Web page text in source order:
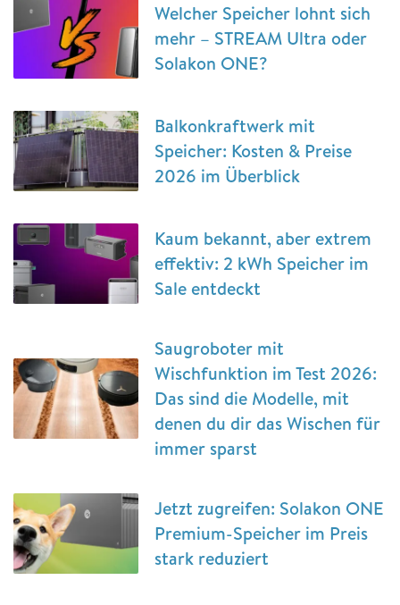
Welcher Speicher lohnt sich
mehr – STREAM Ultra oder
Solakon ONE?
Balkonkraftwerk mit
Speicher: Kosten & Preise
2026 im Überblick
Kaum bekannt, aber extrem
effektiv: 2 kWh Speicher im
Sale entdeckt
Saugroboter mit
Wischfunktion im Test 2026:
Das sind die Modelle, mit
denen du dir das Wischen für
immer sparst
Jetzt zugreifen: Solakon ONE
Premium-Speicher im Preis
stark reduziert